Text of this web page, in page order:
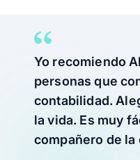
Yo recomiendo
personas que
contabilidad.
la vida. Es muy
compañero de la